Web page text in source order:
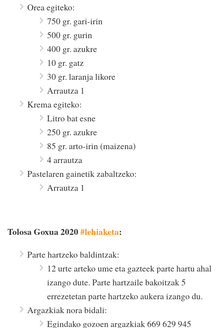
Orea egiteko:
750 gr. gari-irin
500 gr. gurin
400 gr. azukre
10 gr. gatz
30 gr. laranja likore
Arrautza 1
Krema egiteko:
Litro bat esne
250 gr. azukre
85 gr. arto-irin (maizena)
4 arrautza
Pastelaren gainetik zabaltzeko:
Arrautza 1
Tolosa Goxua 2020#lehiaketa:
Parte hartzeko baldintzak:
12 urte arteko ume eta gazteek parte hartu ahal
izango dute. Parte hartzaile bakoitzak 5
errezetetan parte hartzeko aukera izango du.
Argazkiak nora bidali:
Egindako gozoen argazkiak 669 629 945